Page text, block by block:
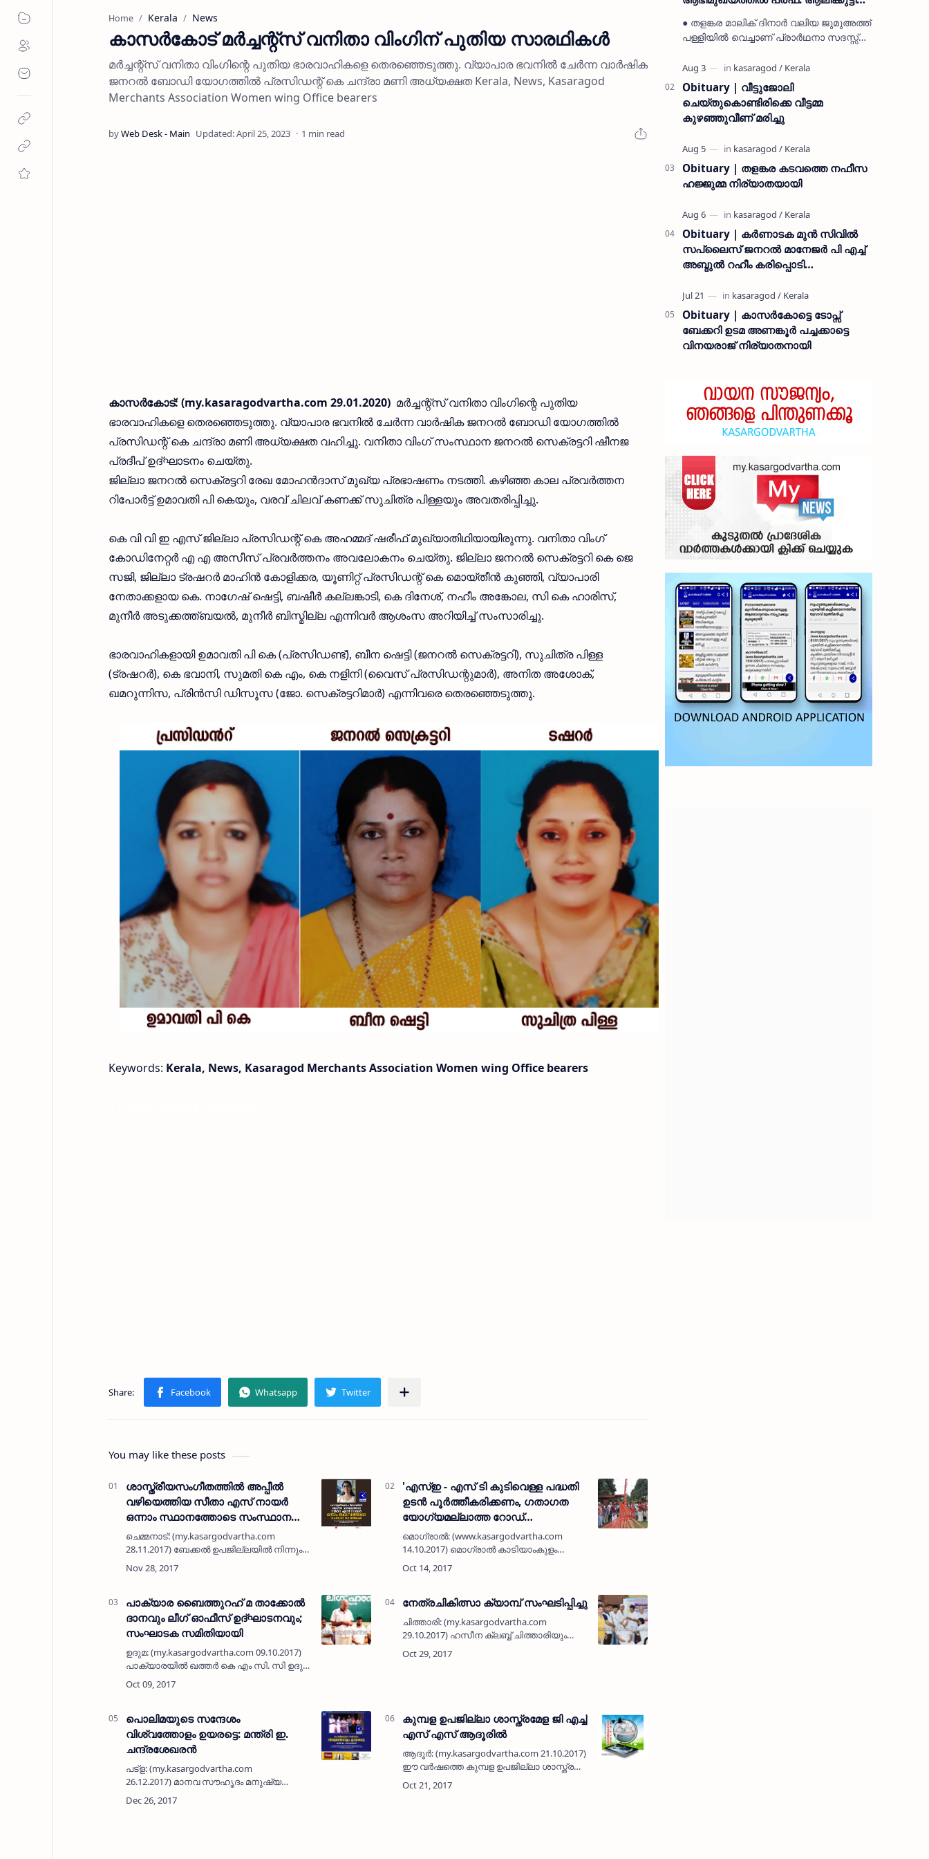
Home Kerala News
കാസര്‍കോട് മര്‍ച്ചന്റ്‌സ് വനിതാ വിംഗിന് പുതിയ സാരഥികള്‍
മര്‍ച്ചന്റ്‌സ് വനിതാ വിംഗിന്റെ പുതിയ ഭാരവാഹികളെ തെരഞ്ഞെടുത്തു. വ്യാപാര ഭവനില്‍ ചേര്‍ന്ന വാര്‍ഷിക
ജനറല്‍ ബോഡി യോഗത്തില്‍ പ്രസിഡന്റ് കെ ചന്ദ്രാ മണി അധ്യക്ഷത Kerala, News, Kasaragod
Merchants Association Women wing Office bearers
1 min read
കാസര്‍കോട്: (my.kasaragodvartha.com 29.01.2020) മര്‍ച്ചന്റ്‌സ് വനിതാ വിംഗിന്റെ പുതിയ
ഭാരവാഹികളെ തെരഞ്ഞെടുത്തു. വ്യാപാര ഭവനില്‍ ചേര്‍ന്ന വാര്‍ഷിക ജനറല്‍ ബോഡി യോഗത്തില്‍
പ്രസിഡന്റ് കെ ചന്ദ്രാ മണി അധ്യക്ഷത വഹിച്ചു. വനിതാ വിംഗ് സംസ്ഥാന ജനറല്‍ സെക്രട്ടറി ഷീനജ
പ്രദീപ് ഉദ്ഘാടനം ചെയ്തു.
ജില്ലാ ജനറല്‍ സെക്രട്ടറി രേഖ മോഹന്‍ദാസ് മുഖ്യ പ്രഭാഷണം നടത്തി. കഴിഞ്ഞ കാല പ്രവര്‍ത്തന
റിപോര്‍ട്ട് ഉമാവതി പി കെയും, വരവ് ചിലവ് കണക്ക് സുചിത്ര പിള്ളയും അവതരിപ്പിച്ചു.
കെ വി വി ഇ എസ് ജില്ലാ പ്രസിഡന്റ് കെ അഹമ്മദ് ഷരീഫ് മുഖ്യാതിഥിയായിരുന്നു. വനിതാ വിംഗ്
കോഡിനേറ്റര്‍ എ എ അസീസ് പ്രവര്‍ത്തനം അവലോകനം ചെയ്തു. ജില്ലാ ജനറല്‍ സെക്രട്ടറി കെ ജെ
സജി, ജില്ലാ ട്രഷറര്‍ മാഹിന്‍ കോളിക്കര, യൂണിറ്റ് പ്രസിഡന്റ് കെ മൊയ്തീന്‍ കുഞ്ഞി, വ്യാപാരി
നേതാക്കളായ കെ. നാഗേഷ് ഷെട്ടി, ബഷീര്‍ കല്ലങ്കാടി, കെ ദിനേശ്, നഹീം അങ്കോല, സി കെ ഹാരിസ്,
മുനീര്‍ അടുക്കത്ത്ബയല്‍, മുനീര്‍ ബിസ്മില്ല എന്നിവര്‍ ആശംസ അറിയിച്ച് സംസാരിച്ചു.
ഭാരവാഹികളായി ഉമാവതി പി കെ (പ്രസിഡണ്ട്), ബീന ഷെട്ടി (ജനറല്‍ സെക്രട്ടറി), സുചിത്ര പിള്ള
(ട്രഷറര്‍), കെ ഭവാനി, സുമതി കെ എം, കെ നളിനി (വൈസ് പ്രസിഡന്റുമാര്‍), അനിത അശോക്,
ഖമറുന്നിസ, പ്രിന്‍സി ഡിസൂസ (ജോ. സെക്രട്ടറിമാര്‍) എന്നിവരെ തെരഞ്ഞെടുത്തു.
Keywords: Kerala, News, Kasaragod Merchants Association Women wing Office bearers
You may like these posts
ശാസ്ത്രീയസംഗീതത്തില്‍ അപ്പീല്‍
വഴിയെത്തിയ സീതാ എസ് നായര്‍
ഒന്നാം സ്ഥാനത്തോടെ സംസ്ഥാന
തലത്തിലേക്ക്
ചെമ്മനാട്: (my.kasargodvartha.com
28.11.2017) ബേക്കല്‍ ഉപജില്ലയില്‍ നിന്നും
അപ്പീല്‍ മുഖേനയെത്തിയ സീത എസ്
നായര്‍ക്ക് ഹയര്‍സെക്കന്‍ഡറി ശാസ്ത്രീയ
'എസ്ഇ - എസ് ടി കുടിവെള്ള പദ്ധതി
ഉടന്‍ പൂര്‍ത്തീകരിക്കണം, ഗതാഗത
യോഗ്യമല്ലാത്ത റോഡ്
പുനര്‍നിര്‍മ്മിക്കണം'
മൊഗ്രാല്‍: (www.kasargodvartha.com
14.10.2017) മൊഗ്രാല്‍ കാടിയാംകുളം
കുടിവെള്ള പദ്ധതിയും ബണ്ണാത്തംകടവ്
എസ്ഇ - എസ്ടി കുടിവെള്ള പദ്ധതിയും ഉടന്‍
പാക്യാര ബൈത്തുറഹ് മ താക്കോല്‍
ദാനവും ലീഗ് ഓഫീസ് ഉദ്ഘാടനവും;
സംഘാടക സമിതിയായി
ഉദുമ: (my.kasargodvartha.com 09.10.2017)
പാക്യാരയില്‍ ഖത്തര്‍ കെ എം സി. സി ഉദുമ
പഞ്ചായത്ത് കമ്മിറ്റി നിര്‍മിച്ച ബൈത്തു റഹ്
മയുടെ താക്കോല്‍ ദാനവും പാക്യാര ലീഗ്
നേത്രചികിത്സാ ക്യാമ്പ് സംഘടിപ്പിച്ചു
ചിത്താരി: (my.kasargodvartha.com
29.10.2017) ഹസീന ക്ലബ്ബ് ചിത്താരിയും
കണ്ണൂര്‍ അല്‍ സലാമ കണ്ണാശുപത്രിയും
സംയുക്തമായി നേത്രചികിത്സാ ക്യാമ്പ്
പൊലിമയുടെ സന്ദേശം
വിശ്വത്തോളം ഉയരട്ടെ: മന്ത്രി ഇ.
ചന്ദ്രശേഖരന്‍
പട്‌ള: (my.kasargodvartha.com
26.12.2017) മാനവ സൗഹൃദം മനുഷ്യ
നന്മക്കെന്ന പൊലിമയുടെ സന്ദേശം പട്‌ളക്ക്
മാത്രമല്ല ബാധകമാകേണ്ടത്.
കുമ്പള ഉപജില്ലാ ശാസ്ത്രമേള ജി എച്ച്
എസ് എസ് ആദൂരില്‍
ആദൂര്‍: (my.kasargodvartha.com 21.10.2017)
ഈ വര്‍ഷത്തെ കുമ്പള ഉപജില്ലാ ശാസ്ത്ര
മേള ജി എച്ച് എസ് എസ് ആദൂരില്‍ ഒക്ടോബര്‍
25, 26 തീയ്യതികളിലായി നടത്താന്‍
മുസ്ലിയാർ അനുസ്മരണം നടത്തി
● തളങ്കര മാലിക് ദിനാർ വലിയ ജുമുഅത്ത്
പള്ളിയിൽ വെച്ചാണ് പ്രാർഥനാ സദസ്സ്
ഉമർ മുസ്ലിയാർ പരിപാടിക്ക് നേതൃത്വം
നൽകി കാസ…
Obituary | വീട്ടുജോലി
ചെയ്തുകൊണ്ടിരിക്കെ വീട്ടമ്മ
കുഴഞ്ഞുവീണ് മരിച്ചു
Obituary | തളങ്കര കടവത്തെ നഫീസ
ഹജ്ജുമ്മ നിര്യാതയായി
Obituary | കർണാടക മുൻ സിവില്‍
സപ്ലൈസ് ജനറൽ മാനേജർ പി എച്ച്
അബ്ദുൽ റഹീം കരിപ്പൊടി
Obituary | കാസർകോട്ടെ ടോപ്സ്
ബേക്കറി ഉടമ അണങ്കൂർ പച്ചക്കാട്ടെ
വിനയരാജ് നിര്യാതനായി